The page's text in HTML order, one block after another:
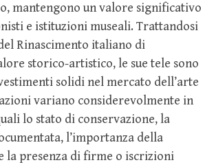
mantengono un valore significativo
e istituzioni museali. Trattandosi
Rinascimento italiano di
storico-artistico, le sue tele sono
solidi nel mercato dell’arte
variano considerevolmente in
lo stato di conservazione, la
l’importanza della
la presenza di firme o iscrizioni